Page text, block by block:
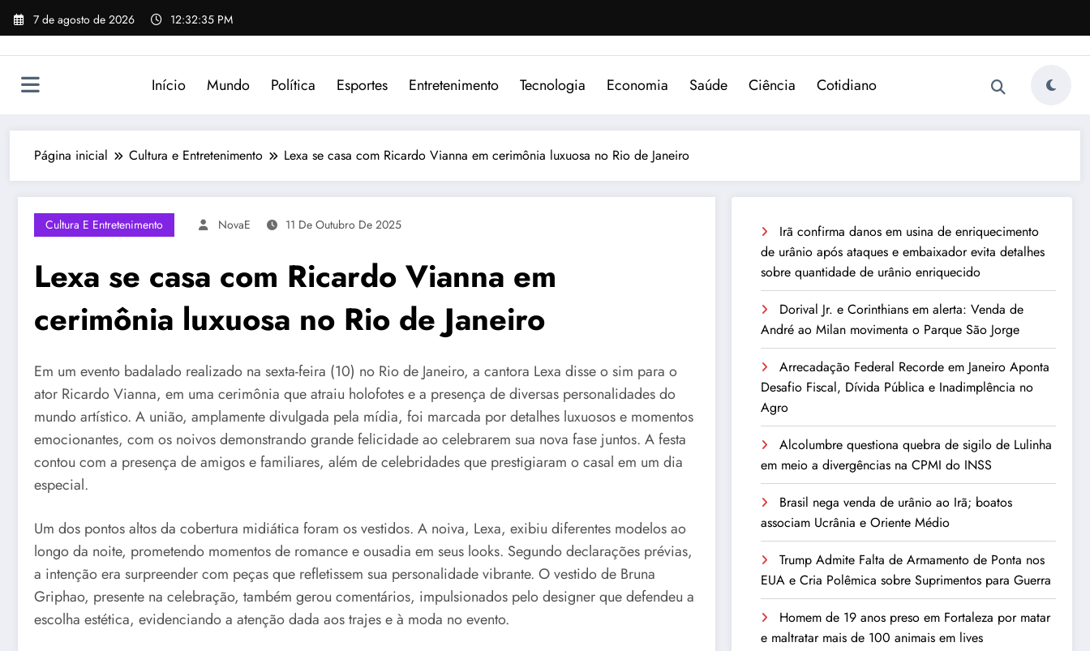
Pular
para
7 de agosto de 2026 12:32:35 PM
Início Mundo Política Esportes Entretenimento Tecnologia Economia Saúde Ciência Cotidiano
Página inicial Cultura e Entretenimento Lexa se casa com Ricardo Vianna em cerimônia luxuosa no Rio de Janeiro
Cultura E Entretenimento NovaE 11 De Outubro De 2025
Lexa se casa com Ricardo Vianna em
cerimônia luxuosa no Rio de Janeiro
Em um evento badalado realizado na sexta-feira (10) no Rio de Janeiro, a cantora Lexa disse o sim para o
ator Ricardo Vianna, em uma cerimônia que atraiu holofotes e a presença de diversas personalidades do
mundo artístico. A união, amplamente divulgada pela mídia, foi marcada por detalhes luxuosos e momentos
emocionantes, com os noivos demonstrando grande felicidade ao celebrarem sua nova fase juntos. A festa
contou com a presença de amigos e familiares, além de celebridades que prestigiaram o casal em um dia
especial.
Um dos pontos altos da cobertura midiática foram os vestidos. A noiva, Lexa, exibiu diferentes modelos ao
longo da noite, prometendo momentos de romance e ousadia em seus looks. Segundo declarações prévias,
a intenção era surpreender com peças que refletissem sua personalidade vibrante. O vestido de Bruna
Griphao, presente na celebração, também gerou comentários, impulsionados pelo designer que defendeu a
escolha estética, evidenciando a atenção dada aos trajes e à moda no evento.
Irã confirma danos em usina de enriquecimento
de urânio após ataques e embaixador evita detalhes
sobre quantidade de urânio enriquecido
Dorival Jr. e Corinthians em alerta: Venda de
André ao Milan movimenta o Parque São Jorge
Arrecadação Federal Recorde em Janeiro Aponta
Desafio Fiscal, Dívida Pública e Inadimplência no
Agro
Alcolumbre questiona quebra de sigilo de Lulinha
em meio a divergências na CPMI do INSS
Brasil nega venda de urânio ao Irã; boatos
associam Ucrânia e Oriente Médio
Trump Admite Falta de Armamento de Ponta nos
EUA e Cria Polêmica sobre Suprimentos para Guerra
Homem de 19 anos preso em Fortaleza por matar
e maltratar mais de 100 animais em lives